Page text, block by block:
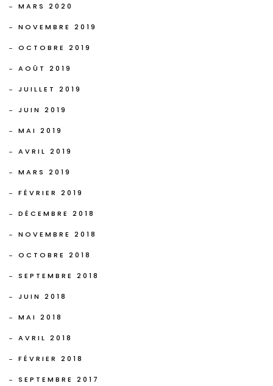
MARS 2020
NOVEMBRE 2019
OCTOBRE 2019
AOÛT 2019
JUILLET 2019
JUIN 2019
MAI 2019
AVRIL 2019
MARS 2019
FÉVRIER 2019
DÉCEMBRE 2018
NOVEMBRE 2018
OCTOBRE 2018
SEPTEMBRE 2018
JUIN 2018
MAI 2018
AVRIL 2018
FÉVRIER 2018
SEPTEMBRE 2017